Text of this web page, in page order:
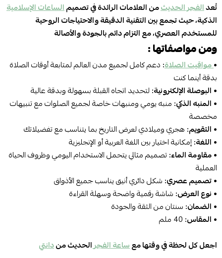
تُعدالفجر الحديثمن العلامات الرائدة في تصميمالساعات الإسلامية
الذكية، حيث تجمع بين التقنية الدقيقة والاحتياجات الروحية
للمستخدم العصري، مع التزام دائم بالجودة والأصالة
ومن مواصفاتها :
•مواقيت الصلاة: دعم كامل لجميع مدن العالم لمتابعة أوقات الصلاة
بدقة أينما كنت
• البوصلة الإلكترونية: لتحديد اتجاه القبلة بسهولة وبدقة عالية
• المنبه الذكي: منبه يومي ومنبهات خاصة لجميع الصلوات مع تنبيهات
مخصصة
• التقويم: هجري وميلادي لعرض التاريخ بما يتناسب مع تفضيلاتك
• اللغة:إمكانية اختيار بين اللغة العربية أو الإنجليزية
•مقاومة الماء:تصميم مثالي يتحمل الاستخدام اليومي وظروف الحياة
العملية
•تصميم عصري: شكل دائري أنيق يناسب جميع الأذواق
• نوع العرض: شاشة رقمية واضحة وسهلة القراءة
• الضمان: سنتان من الثقة والجودة
• المقاس:
اجعل كل لحظة في وقتها معساعة الفجرالحديث مندانتي